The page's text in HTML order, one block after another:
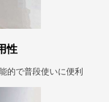
性
的で普段使いに便利